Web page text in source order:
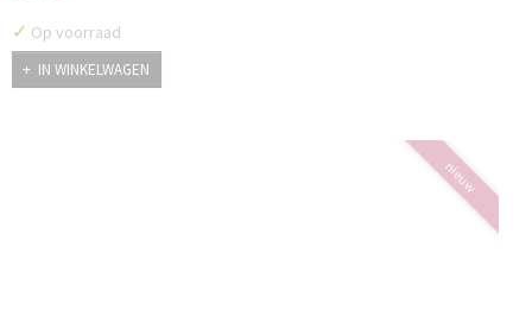
✓ Op voorraad
IN WINKELWAGEN
nieuw